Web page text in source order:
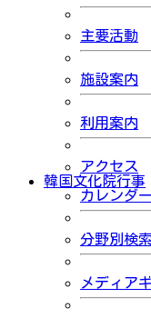
主要活動
施設案内
利用案内
アクセス
韓国文化院行事
カレンダ
分野別検索
メディア